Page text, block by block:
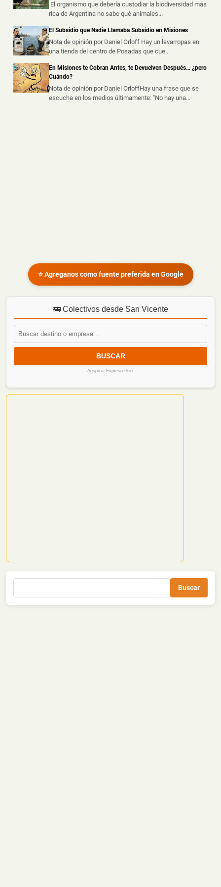
procedimientos realizados por la ...
Chocó a una Moto en Posadas, dejó dos Heridos y
Escapó del Lugar
📅 6 ago 2026
Dos personas resultaron heridas luego de que un
automóvil embistiera a una motoc...
El organismo que debería custodiar la biodiversidad más
rica de Argentina no sabe qué animales...
El Subsidio que Nadie Llamaba Subsidio en Misiones
Nota de opinión por Daniel Orloff Hay un lavarropas en
una tienda del centro de Posadas que cue...
En Misiones te Cobran Antes, te Devuelven Después… ¿pero
Cuándo?
Nota de opinión por Daniel OrloffHay una frase que se
escucha en los medios últimamente: "No hay una...
⭐ Agreganos como fuente preferida en Google
🚌 Colectivos desde San Vicente
BUSCAR
Auspicia Expreso Prox
Buscar